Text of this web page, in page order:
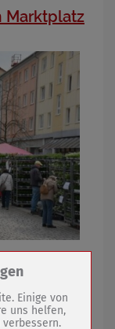
Marktplatz
/
Einige von
uns helfen,